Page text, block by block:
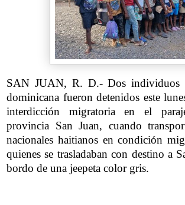
SAN JUAN, R. D.- Dos individuos
dominicana fueron detenidos este
interdicción migratoria en el
provincia San Juan, cuando
nacionales haitianos en condición
quienes se trasladaban con destino a
bordo de una jeepeta color gris.